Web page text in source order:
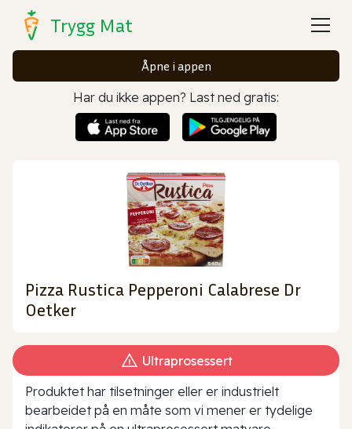
Trygg Mat
Åpne i appen
Har du ikke appen? Last ned gratis:
Pizza Rustica Pepperoni Calabrese Dr
Oetker
Ultraprosessert
Produktet har tilsetninger eller er industrielt
bearbeidet på en måte som vi mener er tydelige